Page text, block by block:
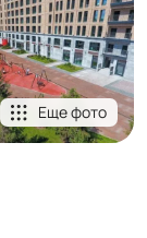
Еще фото